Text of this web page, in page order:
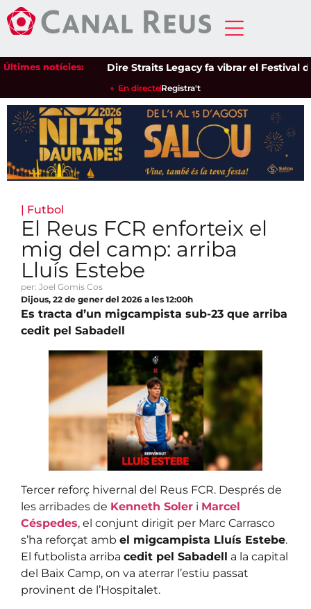
Últimes notícies: Dire Straits Legacy fa vibrar el Festival de
En directeRegistra't
| Futbol
El Reus FCR enforteix el
mig del camp: arriba
Lluís Estebe
per: Joel Gomis Cos
Dijous, 22 de gener del 2026 a les 12:00h
Es tracta d’un migcampista sub-23 que arriba
cedit pel Sabadell
Tercer reforç hivernal del Reus FCR. Després de
les arribades de Kenneth Soler i Marcel
Céspedes, el conjunt dirigit per Marc Carrasco
s’ha reforçat amb el migcampista Lluís Estebe.
El futbolista arriba cedit pel Sabadell a la capital
del Baix Camp, on va aterrar l’estiu passat
provinent de l’Hospitalet.